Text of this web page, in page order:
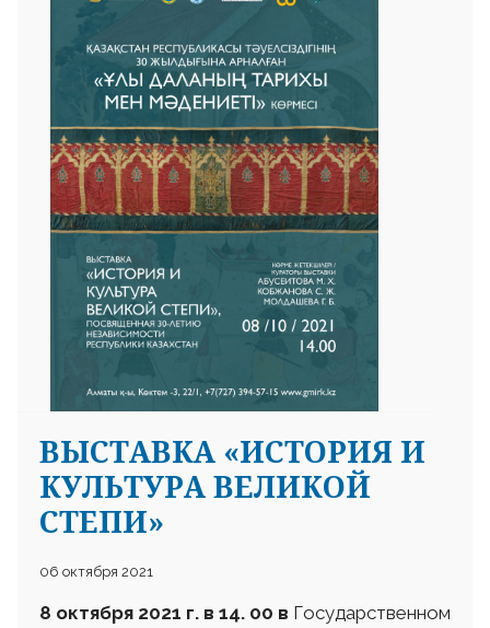
ВЫСТАВКА «ИСТОРИЯ И
КУЛЬТУРА ВЕЛИКОЙ
СТЕПИ»
06 октября 2021
8 октября 2021 г. в 14. 00 в Государственном